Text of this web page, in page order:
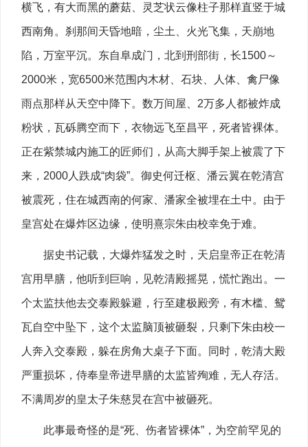
横飞，有大而黑的蘑菇、灵芝状云像柱子那样直竖于城
西南角。刹那间天昏地暗，尘土、火光飞集，天崩地
陷，万室平沉。东自阜成门，北到刑部街，长1500～
2000米，宽6500米范围内木材、石块、人体、禽尸像
雨点那样从天空中降下。数万间屋、2万多人都被炸成
粉状，瓦砾腾空而下，衣物远飞至昌平，死者皆裸体。
正在紫禁城内施工的匠师们，从高大脚手架上被震了下
来，2000人跌成“肉袋”。御史何迁枢、潘云翼在乾清宫
被震死，住在城西南的何家、潘家全被埋在土中。由于
皇宫处在爆炸区边缘，使明熹宗朱由校幸免于难。
据史书记载，大爆炸猛发之时，天启皇帝正在乾清
宫用早膳，他听到巨响，见乾清殿摇晃，慌忙跑出。一
个太监扶他去交泰殿躲避，行至建极殿旁，有木槛、鸳
瓦自空中坠下，这个太监脑顶被砸裂，只剩下朱由校一
人奔入交泰殿，躲在房角大桌子下面。同时，乾清大殿
严重损坏，侍奉皇帝进早膳的太监皆殉难，无人存活。
不满周岁的皇太子朱慈炅在宫中被砸死。
此事最奇怪的是“死、伤者皆裸体”，为空前罕见的